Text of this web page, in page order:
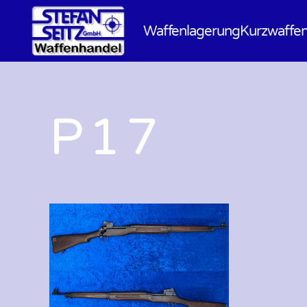
Waffenlagerung
P17